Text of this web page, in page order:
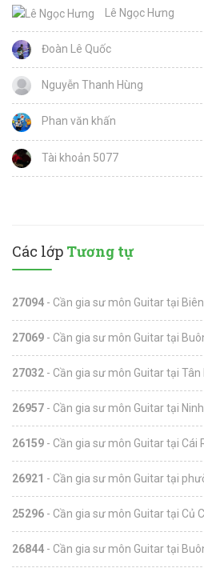
Lê Ngọc Hưng
Đoàn Lê Quốc
Nguyễn Thanh Hùng
Phan văn khấn
Tài khoản 5077
Các lớp Tương tự
27094 - Cần gia sư môn Guitar tại
27069 - Cần gia sư môn Guitar tại
27032 - Cần gia sư môn Guitar tại Tân
26957 - Cần gia sư môn Guitar tại
26159 - Cần gia sư môn Guitar tại Cái
26921 - Cần gia sư môn Guitar tại
25296 - Cần gia sư môn Guitar tại Củ
26844 - Cần gia sư môn Guitar tại